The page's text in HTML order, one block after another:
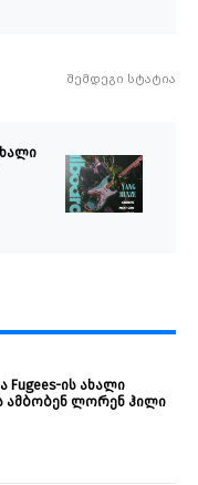
შემდეგი სტატია
Fugees-ის ახალი
ამბობენ ლორენ ჰილი